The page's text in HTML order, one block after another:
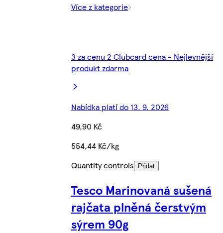
Více z kategorie
3 za cenu 2 Clubcard cena - Nejlevnější
produkt zdarma
Nabídka platí do 13. 9. 2026
49,90 Kč
554,44 Kč/kg
Quantity controls
Přidat
Tesco Marinovaná sušená
rajčata plněná čerstvým
sýrem 90g